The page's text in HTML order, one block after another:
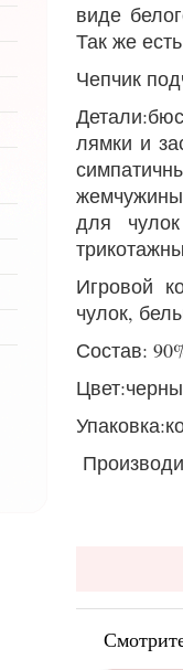
виде
Так же
Чепчик
лямки и
для
Игровой
чулок,
Состав: